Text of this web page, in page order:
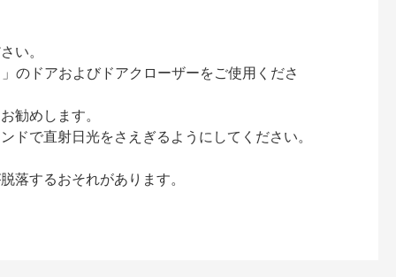
い。
のドアおよびドアクローザーをご使用くださ
勧めします。
で直射日光をさえぎるようにしてください。
するおそれがあります。